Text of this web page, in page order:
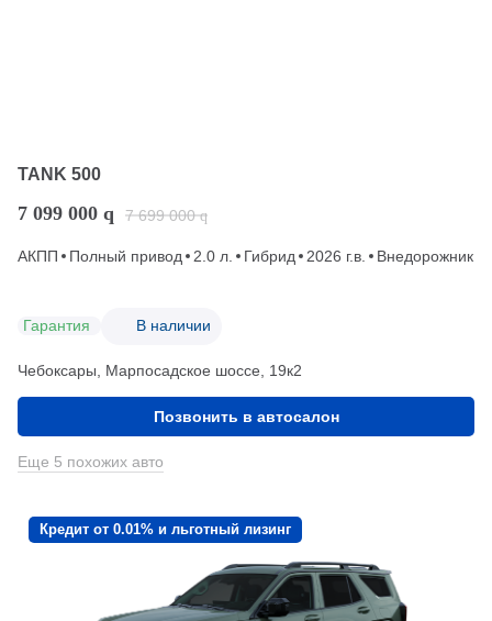
TANK 500
7 099 000 q 7 699 000 q
АКПП Полный привод 2.0 л. Гибрид 2026 г.в. Внедорожник
Гарантия В наличии
Чебоксары, Марпосадское шоссе, 19к2
Позвонить в автосалон
Еще 5 похожих авто
Кредит от 0.01% и льготный лизинг